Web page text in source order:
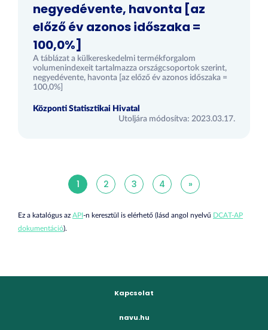
negyedévente, havonta [az
előző év azonos időszaka =
100,0%]
A táblázat a külkereskedelmi termékforgalom
volumenindexeit tartalmazza országcsoportok szerint,
negyedévente, havonta [az előző év azonos időszaka =
100,0%]
Központi Statisztikai Hivatal
Utoljára módosítva: 2023.03.17.
1 2 3 4 »
Ez a katalógus az API-n keresztül is elérhető (lásd angol nyelvű DCAT-AP
dokumentáció).
Kapcsolat
navu.hu